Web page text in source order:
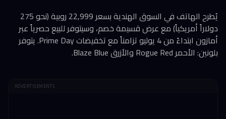
يُطرح الهاتف في السوق الهندية بسعر 22,999 روبية (نحو 275
دولاراً أمريكياً) مع عرض قسيمة خصم، وسيتوفر للبيع حصرياً عبر
أمازون ابتداءً من 4 يوليو تزامناً مع تخفيضات Prime Day. يتوفر
بلونين: الأحمر Rogue Red والأزرق Blaze Blue.
ADVERTISEMENTS